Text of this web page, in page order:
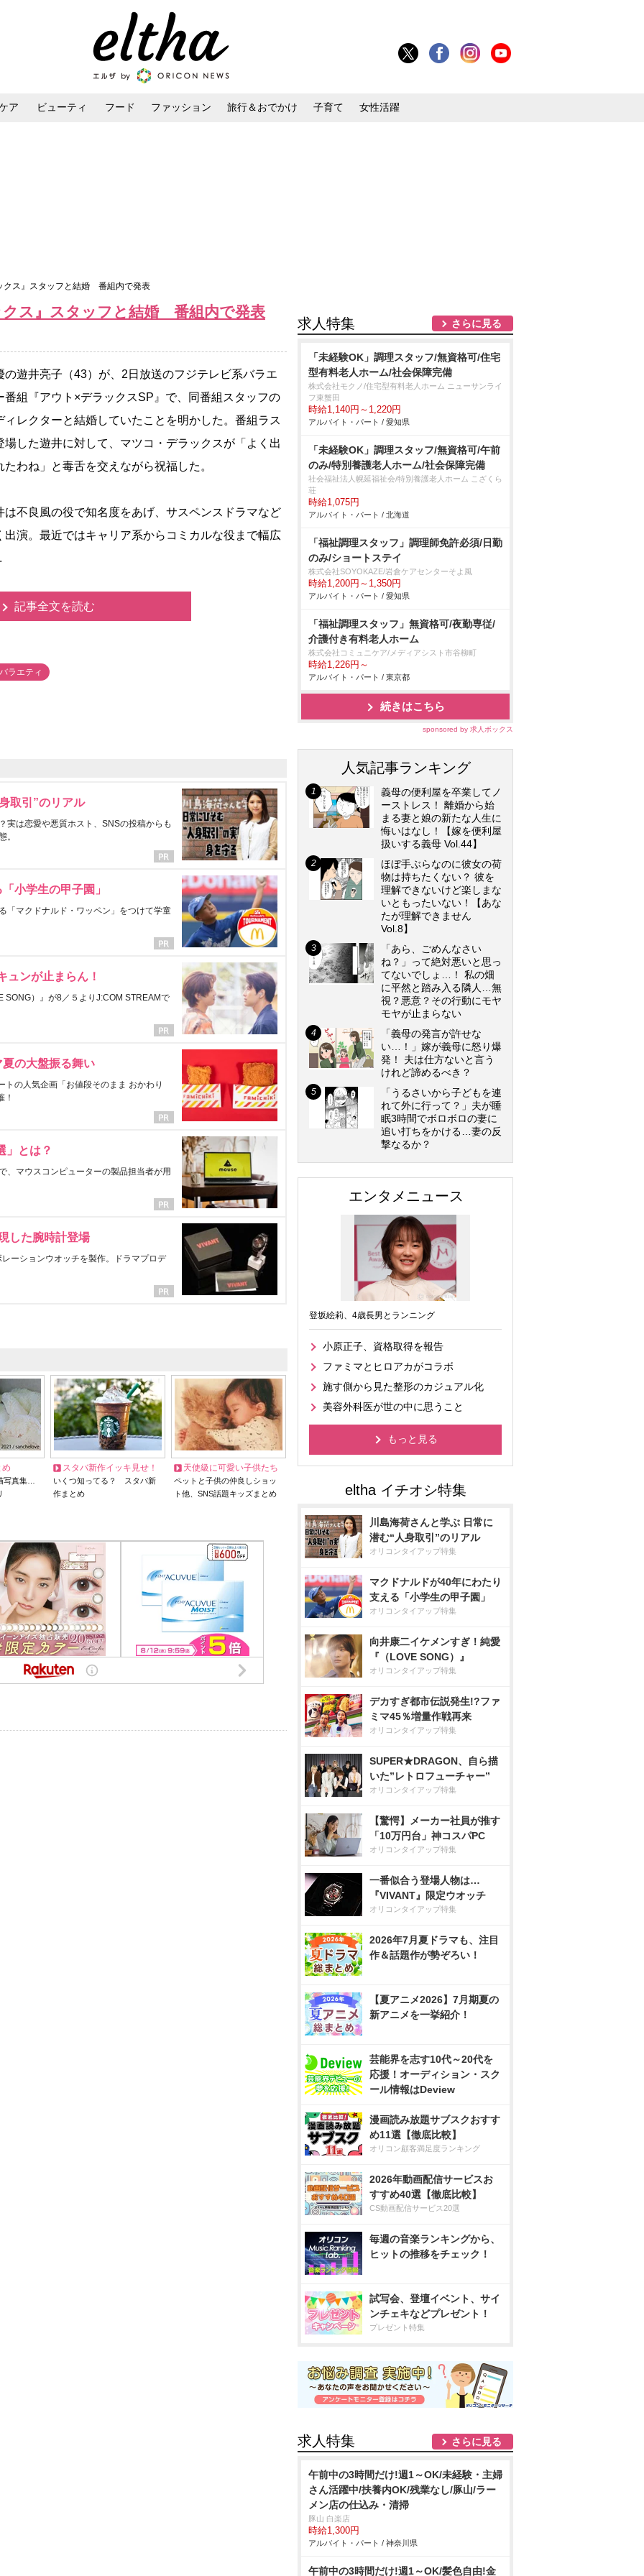
ア ビューティ フード ファッション 旅行＆おでかけ 子育て 女性活躍
クス』スタッフと結婚 番組内で発表
クス』スタッフと結婚 番組内で発表
遊井亮子（43）が、2日放送のフジテレビ系バラエ
番組『アウト×デラックスSP』で、同番組スタッフの
ィレクターと結婚していたことを明かした。番組ラス
場した遊井に対して、マツコ・デラックスが「よく出
たわね」と毒舌を交えながら祝福した。
不良風の役で知名度をあげ、サスペンスドラマなど
出演。最近ではキャリア系からコミカルな役まで幅広
記事全文を読む
ラエティ
取引”のリアル
実は恋愛や悪質ホスト、SNSの投稿からも
。
小学生の甲子園」
「マクドナルド・ワッペン」をつけて学童
ュンが止まらん！
SONG）』が8／５よりJ:COM STREAMで
の大盤振る舞い
の人気企画「お値段そのまま おかわり
！
」とは？
、マウスコンピューターの製品担当者が用
した腕時計登場
ーションウオッチを製作。ドラマプロデ
め
写真集…
スタバ新作イッキ見せ！
いくつ知ってる？ スタバ新
作まとめ
天使級に可愛い子供たち
ペットと子供の仲良しショッ
ト他、SNS話題キッズまとめ
求人特集 さらに見る
「未経験OK」調理スタッフ/無資格可/住宅
型有料老人ホーム/社会保障完備
株式会社モクノ/住宅型有料老人ホーム ニューサンライ
フ東蟹田
時給1,140円～1,220円
アルバイト・パート / 愛知県
「未経験OK」調理スタッフ/無資格可/午前
のみ/特別養護老人ホーム/社会保障完備
社会福祉法人幌延福祉会/特別養護老人ホーム こざくら
荘
時給1,075円
アルバイト・パート / 北海道
「福祉調理スタッフ」調理師免許必須/日勤
のみ/ショートステイ
株式会社SOYOKAZE/岩倉ケアセンターそよ風
時給1,200円～1,350円
アルバイト・パート / 愛知県
「福祉調理スタッフ」無資格可/夜勤専従/
介護付き有料老人ホーム
株式会社コミュニケア/メディアシスト市谷柳町
時給1,226円～
アルバイト・パート / 東京都
続きはこちら
sponsored by 求人ボックス
人気記事ランキング
義母の便利屋を卒業してノ
ーストレス！ 離婚から始
まる妻と娘の新たな人生に
悔いはなし！【嫁を便利屋
扱いする義母 Vol.44】
ほぼ手ぶらなのに彼女の荷
物は持ちたくない？ 彼を
理解できないけど楽しまな
いともったいない！【あな
たが理解できません
Vol.8】
「あら、ごめんなさい
ね？」って絶対悪いと思っ
てないでしょ…！ 私の畑
に平然と踏み入る隣人…無
視？悪意？その行動にモヤ
モヤが止まらない
「義母の発言が許せな
い…！」嫁が義母に怒り爆
発！ 夫は仕方ないと言う
けれど諦めるべき？
「うるさいから子どもを連
れて外に行って？」夫が睡
眠3時間でボロボロの妻に
追い打ちをかける…妻の反
撃なるか？
エンタメニュース
登坂絵莉、4歳長男とランニング
小原正子、資格取得を報告
ファミマとヒロアカがコラボ
施す側から見た整形のカジュアル化
美容外科医が世の中に思うこと
もっと見る
川島海荷さんと学ぶ 日常に
潜む“人身取引”のリアル
オリコンタイアップ特集
マクドナルドが40年にわたり
支える「小学生の甲子園」
オリコンタイアップ特集
向井康二イケメンすぎ！純愛
『（LOVE SONG）』
オリコンタイアップ特集
デカすぎ都市伝説発生!?ファ
ミマ45％増量作戦再来
オリコンタイアップ特集
SUPER★DRAGON、自ら描
いた”レトロフューチャー”
オリコンタイアップ特集
【驚愕】メーカー社員が推す
「10万円台」神コスパPC
オリコンタイアップ特集
一番似合う登場人物は…
『VIVANT』限定ウオッチ
オリコンタイアップ特集
2026年7月夏ドラマも、注目
作＆話題作が勢ぞろい！
【夏アニメ2026】7月期夏の
新アニメを一挙紹介！
芸能界を志す10代～20代を
応援！オーディション・スク
ール情報はDeview
漫画読み放題サブスクおすす
め11選【徹底比較】
オリコン顧客満足度ランキング
2026年動画配信サービスお
すすめ40選【徹底比較】
CS動画配信サービス20選
毎週の音楽ランキングから、
ヒットの推移をチェック！
試写会、登壇イベント、サイ
ンチェキなどプレゼント！
プレゼント特集
求人特集 さらに見る
午前中の3時間だけ!週1～OK/未経験・主婦
さん活躍中/扶養内OK/残業なし/豚山/ラー
メン店の仕込み・清掃
豚山 白楽店
時給1,300円
アルバイト・パート / 神奈川県
午前中の3時間だけ!週1～OK/髪色自由!金